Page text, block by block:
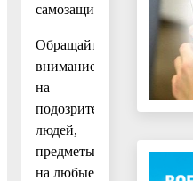
самозащите.
Обращайте
внимание
на
подозрительных
людей,
предметы,
на любые